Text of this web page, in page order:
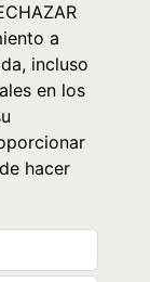
a
incluso
en los
hacer